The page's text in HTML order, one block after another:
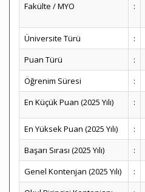
Fakülte / MYO
:
Üniversite Türü
:
Puan Türü
:
Öğrenim Süresi
:
En Küçük Puan (2025 Yılı)
:
En Yüksek Puan (2025 Yılı) :
Başarı Sırası (2025 Yılı)
:
Genel Kontenjan (2025 Yılı)
: